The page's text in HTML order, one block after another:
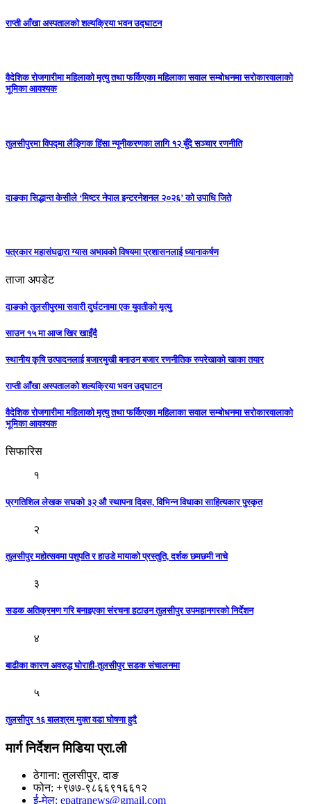
राप्ती आँखा अस्पतालको शल्यक्रिया भवन उद्घाटन
वैदेशिक रोजगारीमा महिलाको मृत्यु तथा फर्किएका महिलाका सवाल सम्बोधनमा सरोकारवालाको
भूमिका आवश्यक
तुलसीपुरमा विपद्मा लैङ्गिक हिंसा न्यूनीकरणका लागि १२ बुँदे सञ्चार रणनीति
दाङका सिद्धान्त केसीले ‘मिष्टर नेपाल इन्टरनेशनल २०२६’ को उपाधि जिते
पत्रकार महासंघद्वारा ग्यास अभावको विषयमा प्रशासनलाई ध्यानाकर्षण
ताजा अपडेट
दाङको तुलसीपुरमा सवारी दुर्घटनामा एक युवतीको मृत्यु
साउन १५ मा आज खिर खाइँदै
स्थानीय कृषि उत्पादनलाई बजारमुखी बनाउन बजार रणनीतिक रुपरेखाको खाका तयार
राप्ती आँखा अस्पतालको शल्यक्रिया भवन उद्घाटन
वैदेशिक रोजगारीमा महिलाको मृत्यु तथा फर्किएका महिलाका सवाल सम्बोधनमा सरोकारवालाको
भूमिका आवश्यक
सिफारिस
१
प्रगतिशिल लेखक सघकाे ३२ औ स्थापना दिवस, विभिन्न विधाका साहित्यकार पुस्कृत
२
तुलसीपुर महोत्सवमा पशुपति र हाउडे मायाकाे प्रस्तुति, दर्शक छमछमी नाचे
३
सडक अतिक्रमण गरि बनाइएका संरचना हटाउन तुलसीपुर उपमहानगरको निर्देशन
४
बाढीका कारण अवरुद्ध घोराही-तुलसीपुर सडक संचालनमा
५
तुलसीपुर १६ बालश्रम मुक्त वडा घोषणा हुदै
मार्ग निर्देशन मिडिया प्रा.ली
ठेगाना: तुलसीपुर, दाङ
फोन: +९७७-९८६६९१६६१२
ई-मेल: epatranews@gmail.com